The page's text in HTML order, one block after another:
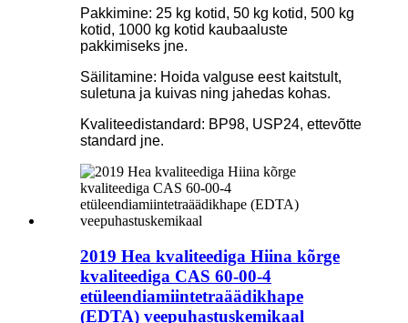
Pakkimine: 25 kg kotid, 50 kg kotid, 500 kg
kotid, 1000 kg kotid kaubaaluste
pakkimiseks jne.
Säilitamine: Hoida valguse eest kaitstult,
suletuna ja kuivas ning jahedas kohas.
Kvaliteedistandard: BP98, USP24, ettevõtte
standard jne.
2019 Hea kvaliteediga Hiina kõrge
kvaliteediga CAS 60-00-4
etüleendiamiintetraäädikhape
(EDTA) veepuhastuskemikaal